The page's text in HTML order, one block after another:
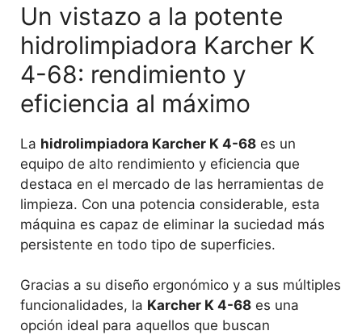
Un vistazo a la potente
hidrolimpiadora Karcher K
4-68: rendimiento y
eficiencia al máximo
La hidrolimpiadora Karcher K 4-68 es un
equipo de alto rendimiento y eficiencia que
destaca en el mercado de las herramientas de
limpieza. Con una potencia considerable, esta
máquina es capaz de eliminar la suciedad más
persistente en todo tipo de superficies.
Gracias a su diseño ergonómico y a sus múltiples
funcionalidades, la Karcher K 4-68 es una
opción ideal para aquellos que buscan